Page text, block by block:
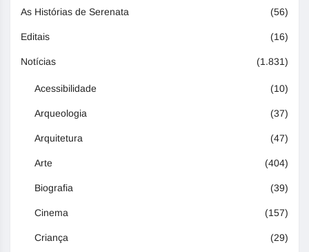
As Histórias de Serenata (56)
Editais (16)
Notícias (1.831)
Acessibilidade (10)
Arqueologia (37)
Arquitetura (47)
Arte (404)
Biografia (39)
Cinema (157)
Criança (29)